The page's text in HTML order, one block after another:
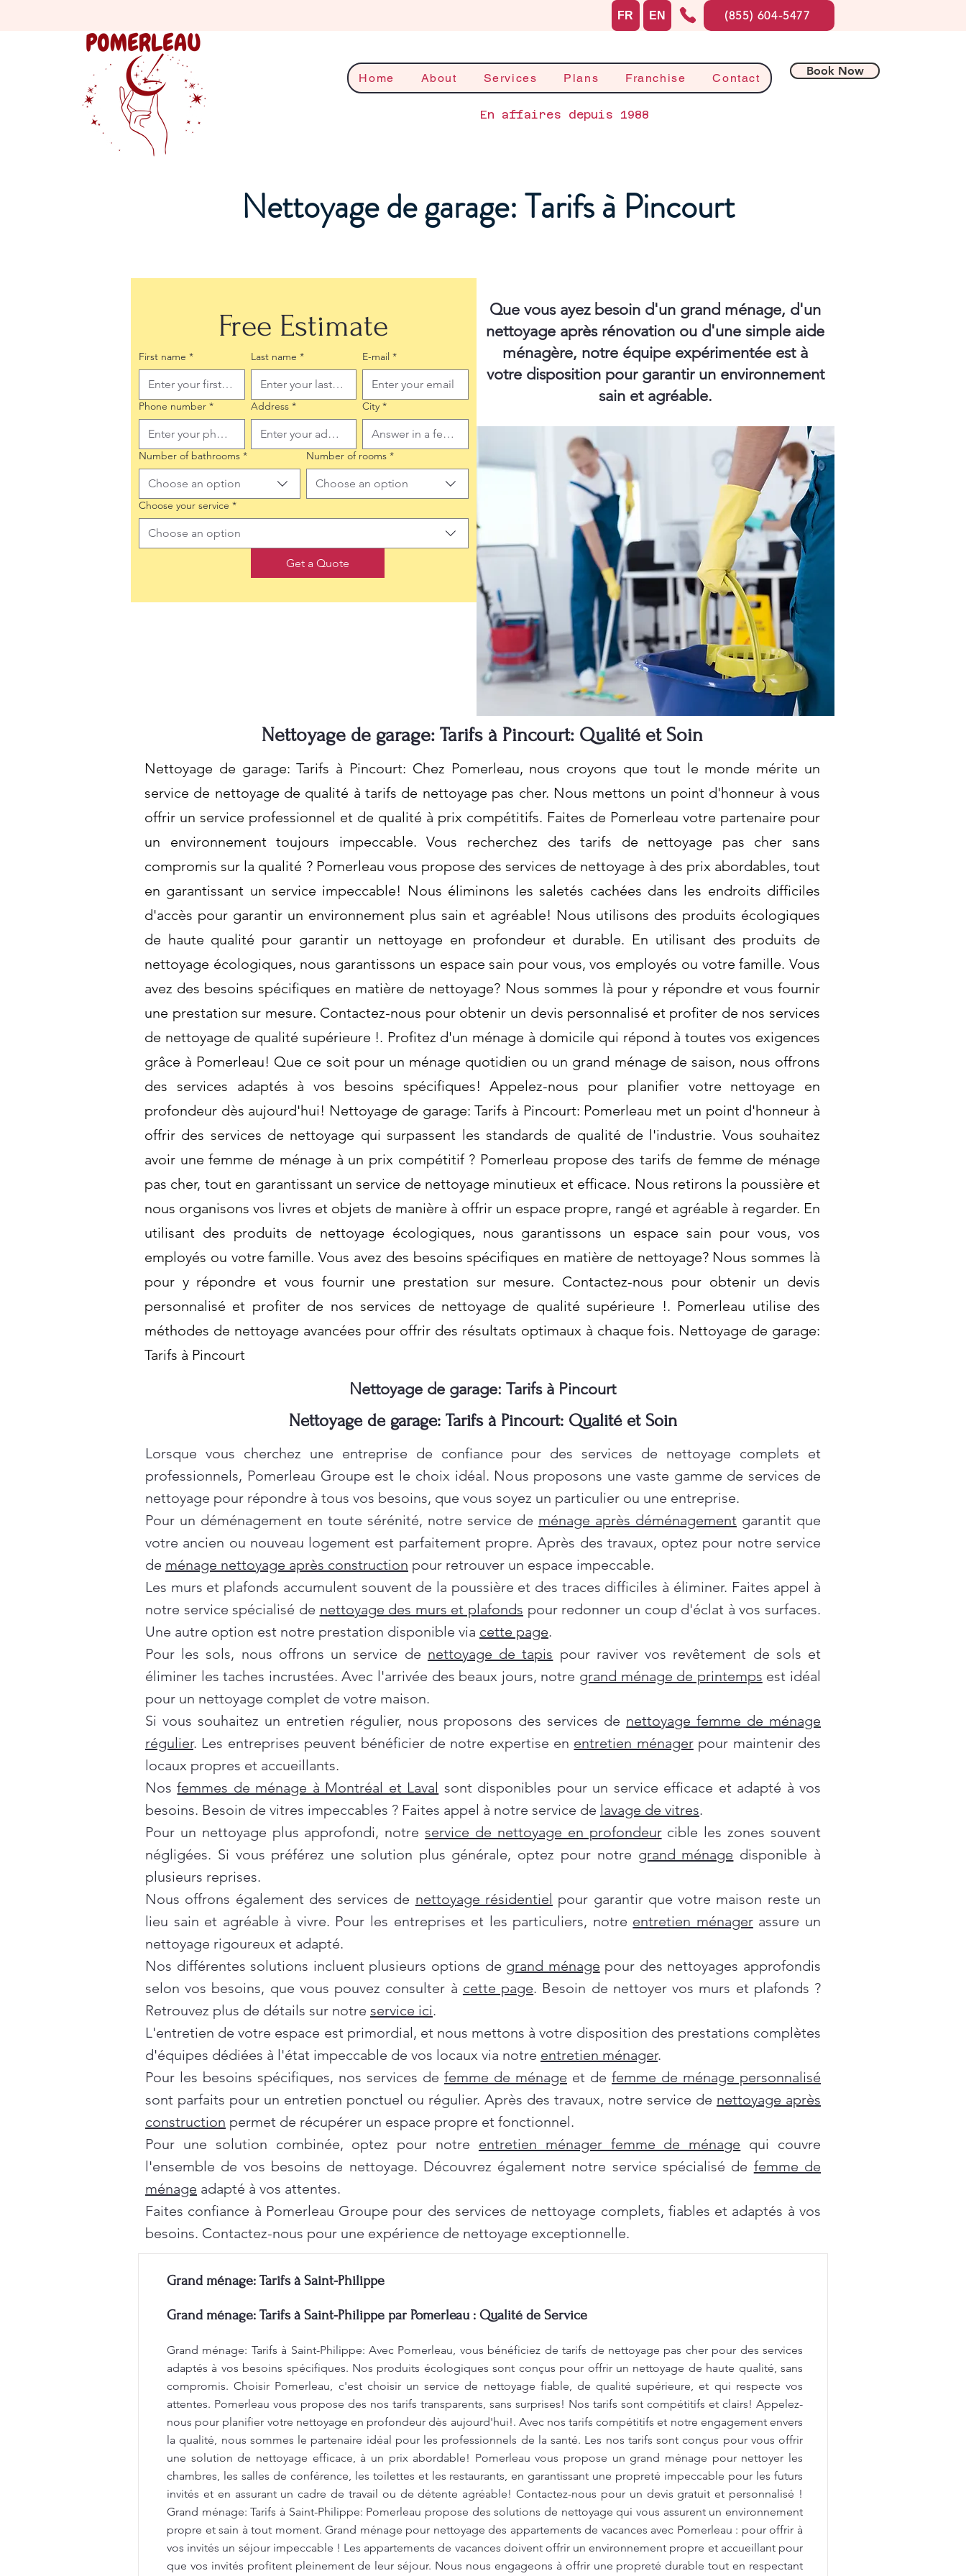
Home About Services Plans Franchise Contact
Book Now
En affaires depuis 1988
FR EN (855) 604-5477
Nettoyage de garage: Tarifs à Pincourt
Free Estimate
First name * Last name * E-mail *
Phone number * Address * City *
Number of bathrooms *
Choose an option
Number of rooms *
Choose an option
Choose your service *
Choose an option
Get a Quote
Que vous ayez besoin d'un grand ménage, d'un
nettoyage après rénovation ou d'une simple aide
ménagère, notre équipe expérimentée est à
votre disposition pour garantir un environnement
sain et agréable.
Nettoyage de garage: Tarifs à Pincourt: Qualité et Soin
Nettoyage de garage: Tarifs à Pincourt: Chez Pomerleau, nous croyons que tout le monde mérite un
service de nettoyage de qualité à tarifs de nettoyage pas cher. Nous mettons un point d'honneur à vous
offrir un service professionnel et de qualité à prix compétitifs. Faites de Pomerleau votre partenaire pour
un environnement toujours impeccable. Vous recherchez des tarifs de nettoyage pas cher sans
compromis sur la qualité ? Pomerleau vous propose des services de nettoyage à des prix abordables, tout
en garantissant un service impeccable! Nous éliminons les saletés cachées dans les endroits difficiles
d'accès pour garantir un environnement plus sain et agréable! Nous utilisons des produits écologiques
de haute qualité pour garantir un nettoyage en profondeur et durable. En utilisant des produits de
nettoyage écologiques, nous garantissons un espace sain pour vous, vos employés ou votre famille. Vous
avez des besoins spécifiques en matière de nettoyage? Nous sommes là pour y répondre et vous fournir
une prestation sur mesure. Contactez-nous pour obtenir un devis personnalisé et profiter de nos services
de nettoyage de qualité supérieure !. Profitez d'un ménage à domicile qui répond à toutes vos exigences
grâce à Pomerleau! Que ce soit pour un ménage quotidien ou un grand ménage de saison, nous offrons
des services adaptés à vos besoins spécifiques! Appelez-nous pour planifier votre nettoyage en
profondeur dès aujourd'hui! Nettoyage de garage: Tarifs à Pincourt: Pomerleau met un point d'honneur à
offrir des services de nettoyage qui surpassent les standards de qualité de l'industrie. Vous souhaitez
avoir une femme de ménage à un prix compétitif ? Pomerleau propose des tarifs de femme de ménage
pas cher, tout en garantissant un service de nettoyage minutieux et efficace. Nous retirons la poussière et
nous organisons vos livres et objets de manière à offrir un espace propre, rangé et agréable à regarder. En
utilisant des produits de nettoyage écologiques, nous garantissons un espace sain pour vous, vos
employés ou votre famille. Vous avez des besoins spécifiques en matière de nettoyage? Nous sommes là
pour y répondre et vous fournir une prestation sur mesure. Contactez-nous pour obtenir un devis
personnalisé et profiter de nos services de nettoyage de qualité supérieure !. Pomerleau utilise des
méthodes de nettoyage avancées pour offrir des résultats optimaux à chaque fois. Nettoyage de garage:
Tarifs à Pincourt
Nettoyage de garage: Tarifs à Pincourt
Nettoyage de garage: Tarifs à Pincourt: Qualité et Soin
Lorsque vous cherchez une entreprise de confiance pour des services de nettoyage complets et
professionnels, Pomerleau Groupe est le choix idéal. Nous proposons une vaste gamme de services de
nettoyage pour répondre à tous vos besoins, que vous soyez un particulier ou une entreprise.
Pour un déménagement en toute sérénité, notre service de ménage après déménagement garantit que
votre ancien ou nouveau logement est parfaitement propre. Après des travaux, optez pour notre service
de ménage nettoyage après construction pour retrouver un espace impeccable.
Les murs et plafonds accumulent souvent de la poussière et des traces difficiles à éliminer. Faites appel à
notre service spécialisé de nettoyage des murs et plafonds pour redonner un coup d'éclat à vos surfaces.
Une autre option est notre prestation disponible via cette page.
Pour les sols, nous offrons un service de nettoyage de tapis pour raviver vos revêtement de sols et
éliminer les taches incrustées. Avec l'arrivée des beaux jours, notre grand ménage de printemps est idéal
pour un nettoyage complet de votre maison.
Si vous souhaitez un entretien régulier, nous proposons des services de nettoyage femme de ménage
régulier. Les entreprises peuvent bénéficier de notre expertise en entretien ménagerpour maintenir des
locaux propres et accueillants.
Nosfemmes de ménage à Montréal et Laval sont disponibles pour un service efficace et adapté à vos
besoins. Besoin de vitres impeccables ? Faites appel à notre service de lavage de vitres.
Pour un nettoyage plus approfondi, notreservice de nettoyage en profondeurcible les zones souvent
négligées. Si vous préférez une solution plus générale, optez pour notre grand ménage disponible à
plusieurs reprises.
Nous offrons également des services de nettoyage résidentiel pour garantir que votre maison reste un
lieu sain et agréable à vivre. Pour les entreprises et les particuliers, notre entretien ménagerassure un
nettoyage rigoureux et adapté.
Nos différentes solutions incluent plusieurs options de grand ménage pour des nettoyages approfondis
selon vos besoins, que vous pouvez consulter à cette page. Besoin de nettoyer vos murs et plafonds ?
Retrouvez plus de détails sur notre service ici.
L'entretien de votre espace est primordial, et nous mettons à votre disposition des prestations complètes
d'équipes dédiées à l'état impeccable de vos locaux via notre entretien ménager.
Pour les besoins spécifiques, nos services de femme de ménage et de femme de ménage personnalisé
sont parfaits pour un entretien ponctuel ou régulier. Après des travaux, notre service de nettoyage après
construction permet de récupérer un espace propre et fonctionnel.
Pour une solution combinée, optez pour notre entretien ménager femme de ménage qui couvre
l'ensemble de vos besoins de nettoyage. Découvrez également notre service spécialisé de femme de
ménage adapté à vos attentes.
Faites confiance à Pomerleau Groupe pour des services de nettoyage complets, fiables et adaptés à vos
besoins. Contactez-nous pour une expérience de nettoyage exceptionnelle.
Grand ménage: Tarifs à Saint-Philippe
Grand ménage: Tarifs à Saint-Philippe par Pomerleau : Qualité de Service
Grand ménage: Tarifs à Saint-Philippe: Avec Pomerleau, vous bénéficiez de tarifs de nettoyage pas cher pour des services
adaptés à vos besoins spécifiques. Nos produits écologiques sont conçus pour offrir un nettoyage de haute qualité, sans
compromis. Choisir Pomerleau, c'est choisir un service de nettoyage fiable, de qualité supérieure, et qui respecte vos
attentes. Pomerleau vous propose des nos tarifs transparents, sans surprises! Nos tarifs sont compétitifs et clairs! Appelez-
nous pour planifier votre nettoyage en profondeur dès aujourd'hui!. Avec nos tarifs compétitifs et notre engagement envers
la qualité, nous sommes le partenaire idéal pour les professionnels de la santé. Les nos tarifs sont conçus pour vous offrir
une solution de nettoyage efficace, à un prix abordable! Pomerleau vous propose un grand ménage pour nettoyer les
chambres, les salles de conférence, les toilettes et les restaurants, en garantissant une propreté impeccable pour les futurs
invités et en assurant un cadre de travail ou de détente agréable! Contactez-nous pour un devis gratuit et personnalisé !
Grand ménage: Tarifs à Saint-Philippe: Pomerleau propose des solutions de nettoyage qui vous assurent un environnement
propre et sain à tout moment. Grand ménage pour nettoyage des appartements de vacances avec Pomerleau : pour offrir à
vos invités un séjour impeccable ! Les appartements de vacances doivent offrir un environnement propre et accueillant pour
que vos invités profitent pleinement de leur séjour. Nous nous engageons à offrir une propreté durable tout en respectant